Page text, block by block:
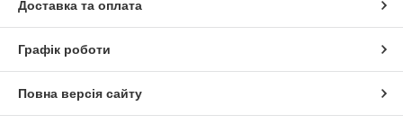
Доставка та оплата
Графік роботи
Повна версія сайту